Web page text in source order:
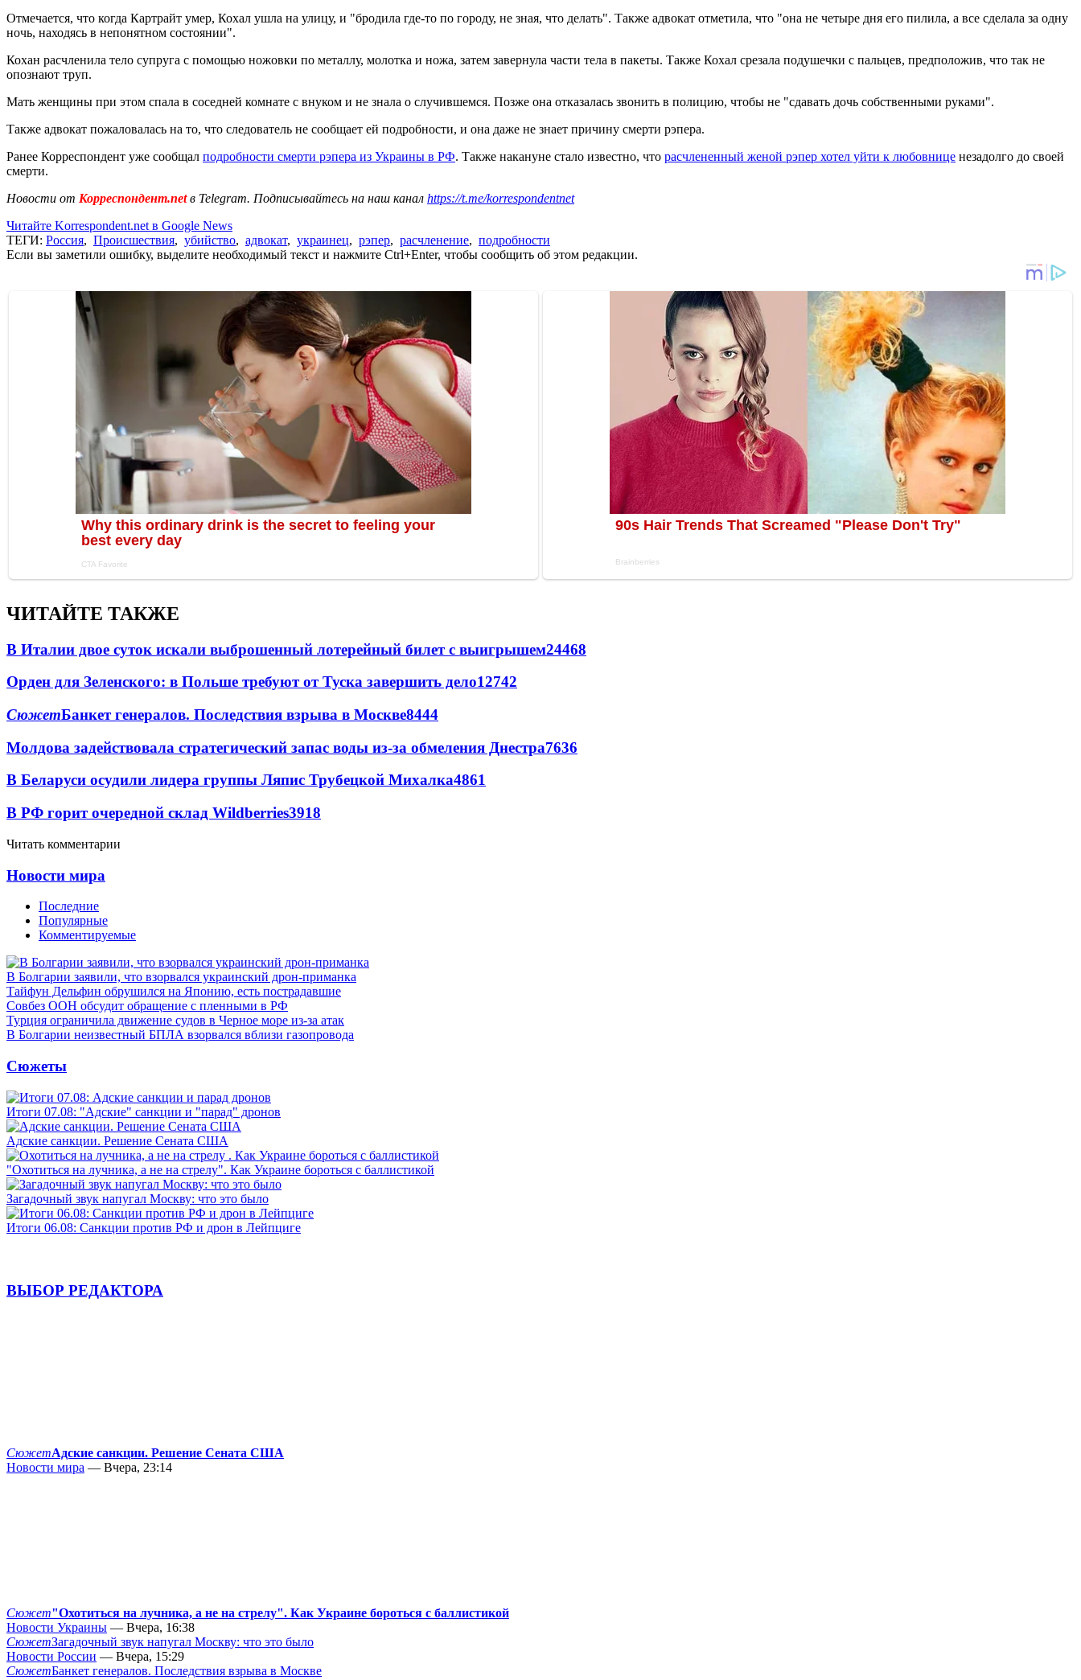
Отмечается, что когда Картрайт умер, Кохал ушла на улицу, и "бродила где-то по городу, не зная, что делать". Также адвокат отметила, что "она не четыре дня его пилила, а все сделала за одну
ночь, находясь в непонятном состоянии".
Кохан расчленила тело супруга с помощью ножовки по металлу, молотка и ножа, затем завернула части тела в пакеты. Также Кохал срезала подушечки с пальцев, предположив, что так не
опознают труп.
Мать женщины при этом спала в соседней комнате с внуком и не знала о случившемся. Позже она отказалась звонить в полицию, чтобы не "сдавать дочь собственными руками".
Также адвокат пожаловалась на то, что следователь не сообщает ей подробности, и она даже не знает причину смерти рэпера.
Ранее Корреспондент уже сообщал подробности смерти рэпера из Украины в РФ. Также накануне стало известно, что расчлененный женой рэпер хотел уйти к любовнице незадолго до своей
смерти.
Новости от Корреспондент.netв Telegram. Подписывайтесь на наш канал https://t.me/korrespondentnet
Читайте Korrespondent.net в Google News
ТЕГИ: Россия, Происшествия, убийство, адвокат, украинец, рэпер, расчленение, подробности
Если вы заметили ошибку, выделите необходимый текст и нажмите Ctrl+Enter, чтобы сообщить об этом редакции.
ЧИТАЙТЕ ТАКЖЕ
В Италии двое суток искали выброшенный лотерейный билет с выигрышем24468
Орден для Зеленского: в Польше требуют от Туска завершить дело12742
СюжетБанкет генералов. Последствия взрыва в Москве8444
Молдова задействовала стратегический запас воды из-за обмеления Днестра7636
В Беларуси осудили лидера группы Ляпис Трубецкой Михалка4861
В РФ горит очередной склад Wildberries3918
Читать комментарии
Новости мира
Последние
Популярные
Комментируемые
В Болгарии заявили, что взорвался украинский дрон-приманка
Тайфун Дельфин обрушился на Японию, есть пострадавшие
Совбез ООН обсудит обращение с пленными в РФ
Турция ограничила движение судов в Черное море из-за атак
В Болгарии неизвестный БПЛА взорвался вблизи газопровода
Сюжеты
Итоги 07.08: "Адские" санкции и "парад" дронов
Адские санкции. Решение Сената США
"Охотиться на лучника, а не на стрелу". Как Украине бороться с баллистикой
Загадочный звук напугал Москву: что это было
Итоги 06.08: Санкции против РФ и дрон в Лейпциге
ВЫБОР РЕДАКТОРА
СюжетАдские санкции. Решение Сената США
Новости мира — Вчера, 23:14
Сюжет"Охотиться на лучника, а не на стрелу". Как Украине бороться с баллистикой
Новости Украины — Вчера, 16:38
СюжетЗагадочный звук напугал Москву: что это было
Новости России — Вчера, 15:29
СюжетБанкет генералов. Последствия взрыва в Москве